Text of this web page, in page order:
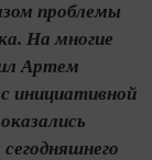
проблемы
На многие
Артем
инициативной